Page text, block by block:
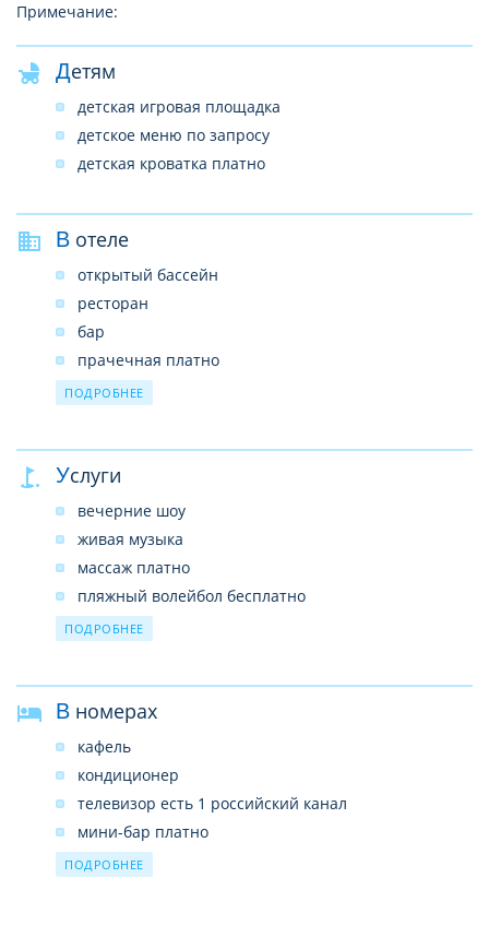
Примечание:
Детям
детская игровая площадка
детское меню по запросу
детская кроватка платно
В отеле
открытый бассейн
ресторан
бар
прачечная платно
услуги врача платно/по запросу
ПОДРОБНЕЕ
Услуги
вечерние шоу
живая музыка
массаж платно
пляжный волейбол бесплатно
банан платно
снорклинг платно
ПОДРОБНЕЕ
В номерах
кафель
кондиционер
телевизор есть 1 российский канал
мини-бар платно
чайник
ПОДРОБНЕЕ